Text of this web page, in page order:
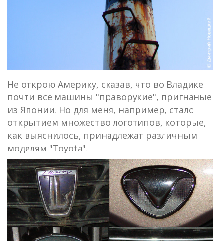
Не открою Америку, сказав, что во Владике
почти все машины "праворукие", пригнаные
из Японии. Но для меня, например, стало
открытием множество логотипов, которые,
как выяснилось, принадлежат различным
моделям "Toyota".